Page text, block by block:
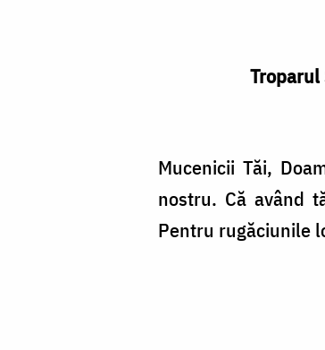
Troparul
Mucenicii Tăi,
nostru. Că având
Pentru rugăciunile